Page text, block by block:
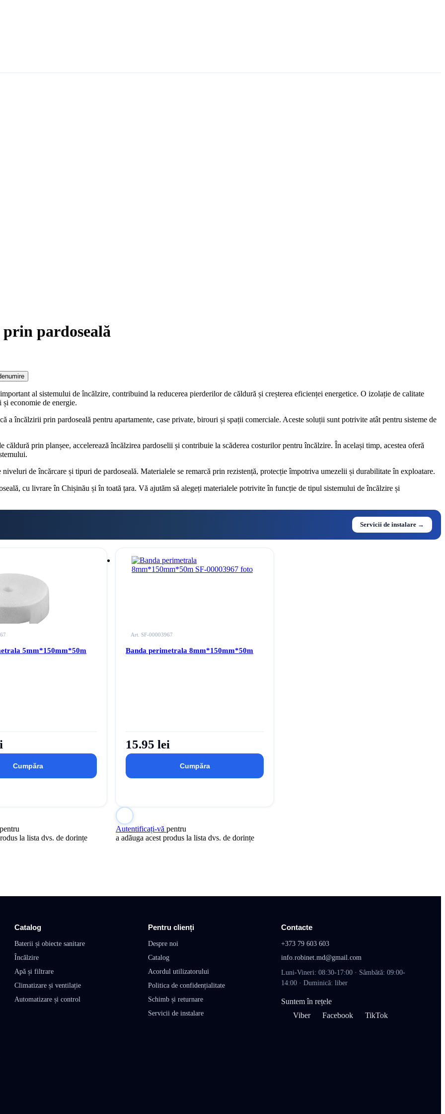
pardoseală
al sistemului de încălzire, contribuind la reducerea pierderilor de căldură și creșterea eficienței energetice. O izolație de calitate
economie de energie.
a încălzirii prin pardoseală pentru apartamente, case private, birouri și spații comerciale. Aceste soluții sunt potrivite atât pentru sisteme de
prin planșee, accelerează încălzirea pardoselii și contribuie la scăderea costurilor pentru încălzire. În același timp, acestea oferă
de încărcare și tipuri de pardoseală. Materialele se remarcă prin rezistență, protecție împotriva umezelii și durabilitate în exploatare.
cu livrare în Chișinău și în toată țara. Vă ajutăm să alegeți materialele potrivite în funcție de tipul sistemului de încălzire și
Servicii de instalare →
5mm*150mm*50m
Cumpăra
pentru
la lista dvs. de dorințe
Art. SF-00003967
Banda perimetrala 8mm*150mm*50m
15.95 lei
Cumpăra
Autentificați-vă pentru
a adăuga acest produs la lista dvs. de dorințe
Catalog
Baterii și obiecte sanitare
Încălzire
Apă și filtrare
Climatizare și ventilație
Automatizare și control
Pentru clienți
Despre noi
Catalog
Acordul utilizatorului
Politica de confidențialitate
Schimb și returnare
Servicii de instalare
Contacte
+373 79 603 603
info.robinet.md@gmail.com
Luni-Vineri: 08:30-17:00 · Sâmbătă: 09:00-
14:00 · Duminică: liber
Suntem în rețele
Viber
Facebook TikTok